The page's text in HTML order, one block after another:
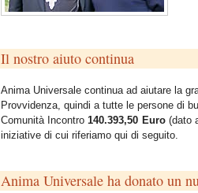
Il nostro aiuto continua
Anima Universale continua ad aiutare la
Provvidenza, quindi a tutte le persone di
Comunità Incontro 140.393,50 Euro (dato
iniziative di cui riferiamo qui di seguito.
Anima Universale ha donato un